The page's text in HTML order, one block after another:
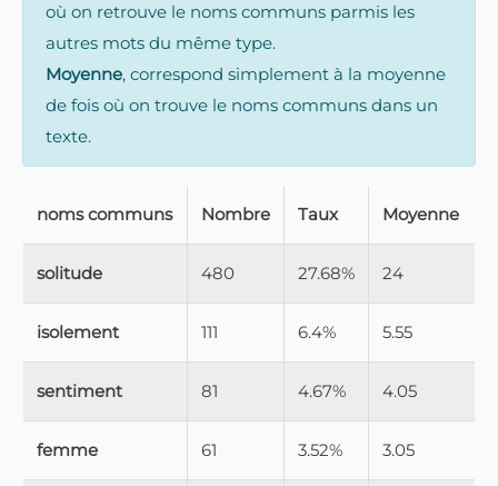
où on retrouve le noms communs parmis les
autres mots du même type.
Moyenne, correspond simplement à la moyenne
de fois où on trouve le noms communs dans un
texte.
noms communs Nombre Taux Moyenne
solitude 480 27.68% 24
isolement 111 6.4% 5.55
sentiment 81 4.67% 4.05
femme 61 3.52% 3.05